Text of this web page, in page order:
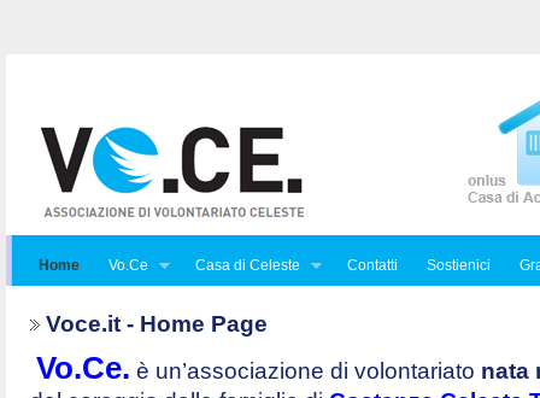
Home Vo.Ce Casa di Celeste Contatti Sostienici
Voce.it - Home Page
Vo.Ce. è un’associazione di volontariato nata